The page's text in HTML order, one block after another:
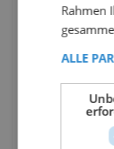
Rahmen
ALLE